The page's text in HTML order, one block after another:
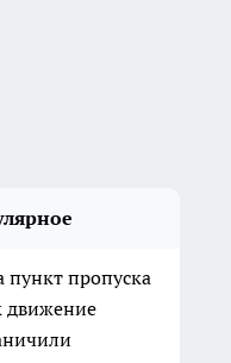
пункт пропуска
движение